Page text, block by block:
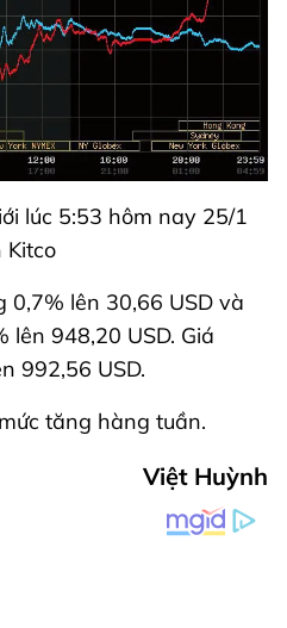
lúc 5:53 hôm nay 25/1
Kitco
0,7% lên 30,66 USD và
lên 948,20 USD. Giá
992,56 USD.
tăng hàng tuần.
Việt Huỳnh